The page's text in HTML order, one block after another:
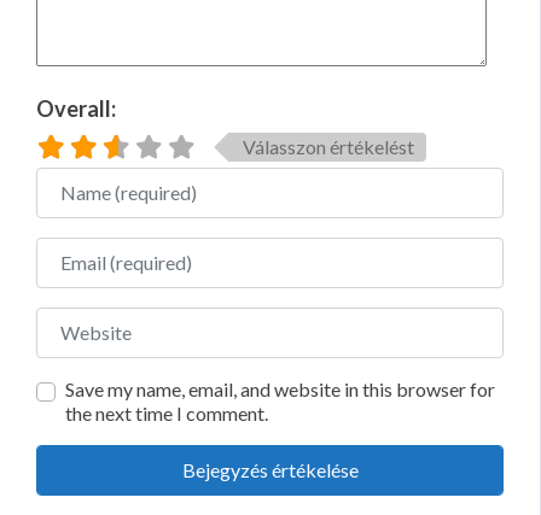
Overall:
Válasszon értékelést
Name
Email
Website
Save my name, email, and website in this browser for
the next time I comment.